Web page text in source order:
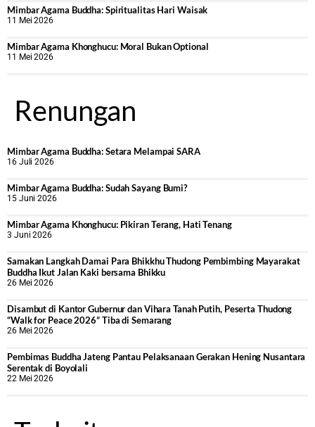
Mimbar Agama Buddha: Spiritualitas Hari Waisak
11 Mei 2026
Mimbar Agama Khonghucu: Moral Bukan Optional
11 Mei 2026
Renungan
Mimbar Agama Buddha: Setara Melampai SARA
16 Juli 2026
Mimbar Agama Buddha: Sudah Sayang Bumi?
15 Juni 2026
Mimbar Agama Khonghucu: Pikiran Terang, Hati Tenang
3 Juni 2026
Samakan Langkah Damai Para Bhikkhu Thudong Pembimbing Mayarakat
Buddha Ikut Jalan Kaki bersama Bhikku
26 Mei 2026
Disambut di Kantor Gubernur dan Vihara Tanah Putih, Peserta Thudong
“Walk for Peace 2026” Tiba di Semarang
26 Mei 2026
‎Pembimas Buddha Jateng Pantau Pelaksanaan Gerakan Hening Nusantara
Serentak di Boyolali
22 Mei 2026